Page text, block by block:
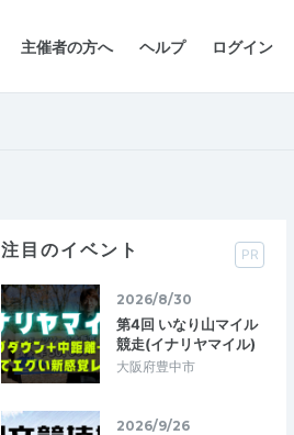
主催者の方へ ヘルプ ログイン
注目のイベント PR
2026/8/30
第4回 いなり山マイル
競走(イナリヤマイル)
大阪府豊中市
2026/9/26